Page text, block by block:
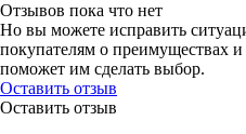
Отзывов пока что нет
Но вы можете исправить
покупателям о преимуществах
поможет им сделать выбор.
Оставить отзыв
Оставить отзыв